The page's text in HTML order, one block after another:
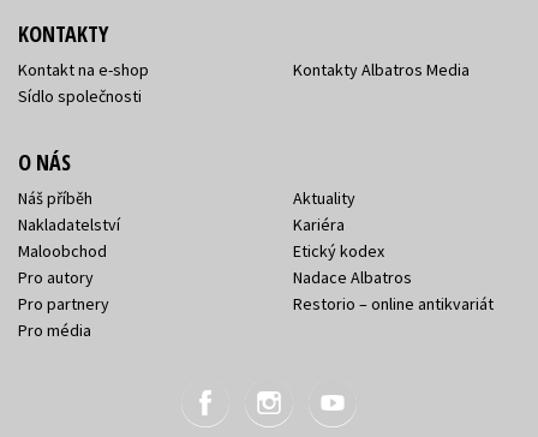
KONTAKTY
Kontakt na e-shop
Sídlo společnosti
Kontakty Albatros Media
O NÁS
Náš příběh
Nakladatelství
Maloobchod
Pro autory
Pro partnery
Pro média
Aktuality
Kariéra
Etický kodex
Nadace Albatros
Restorio – online antikvariát